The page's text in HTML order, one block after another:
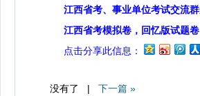
江西省考、事业单位考试交流
江西省考模拟卷，回忆版试题
点击分享此信息：
没有了 | 下一篇 »